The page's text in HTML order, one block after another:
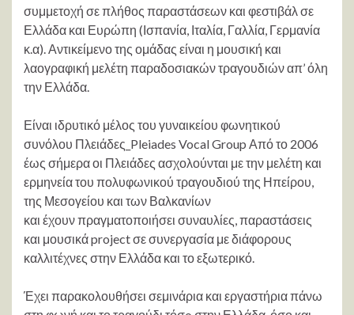
συμμετοχή σε πλήθος παραστάσεων και φεστιβάλ σε
Ελλάδα και Ευρώπη (Ισπανία, Ιταλία, Γαλλία, Γερμανία
κ.α). Αντικείμενο της ομάδας είναι η μουσική και
λαογραφική μελέτη παραδοσιακών τραγουδιών απ’ όλη
την Ελλάδα.
Είναι ιδρυτικό μέλος του γυναικείου φωνητικού
συνόλου Πλειάδες_Pleiades Vocal Group Από το 2006
έως σήμερα οι Πλειάδες ασχολούνται με την μελέτη και
ερμηνεία του πολυφωνικού τραγουδιού της Ηπείρου,
της Μεσογείου και των Βαλκανίων
και έχουν πραγματοποιήσει συναυλίες, παραστάσεις
και μουσικά project σε συνεργασία με διάφορους
καλλιτέχνες στην Ελλάδα και το εξωτερικό.
Έχει παρακολουθήσει σεμινάρια και εργαστήρια πάνω